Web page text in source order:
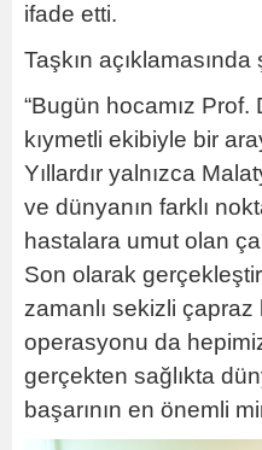
ifade etti.
Taşkın
“Bugün hocamız Prof.
kıymetli ekibiyle bir
Yıllardır yalnızca
ve dünyanın farklı
hastalara umut olan
Son olarak
zamanlı sekizli
operasyonu da
gerçekten sağlıkta
başarının en önemli